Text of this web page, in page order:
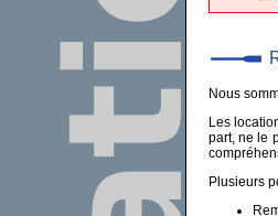
Nous
Les
part, ne le
Plusieurs